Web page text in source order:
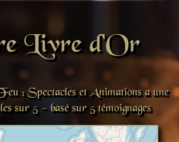
Livre d'Or
: Spectacles et Animationsa une
sur 5 - basé sur5témoignages